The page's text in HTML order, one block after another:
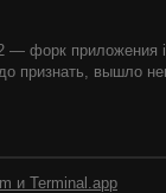
— форк
признать, вышло
и Terminal.app